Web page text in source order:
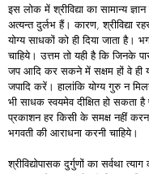
इस लोक में श्रीविद्या का सामान्य
अत्यन्त दुर्लभ हैं। कारण, श्रीविद्या
योग्य साधकों को ही दिया जाता है।
चाहिये। उत्तम तो यही है कि जिनके
जप आदि कर सकने में सक्षम हों वे ही
जपादि करें। हालांकि योग्य गुरु न
भी साधक स्वयमेव दीक्षित हो सकता है
प्रकाशन हर किसी के समक्ष नहीं
भगवती की आराधना करनी चाहिये।
श्रीविद्योपासक दुर्गुणों का सर्वथा